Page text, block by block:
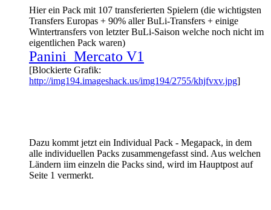
Hier ein Pack mit 107 transferierten Spielern (die wichtigsten
Transfers Europas + 90% aller BuLi-Transfers + einige
Wintertransfers von letzter BuLi-Saison welche noch nicht im
eigentlichen Pack waren)
Panini_Mercato V1
[Blockierte Grafik:
http://img194.imageshack.us/img194/2755/khjfvxv.jpg]
Dazu kommt jetzt ein Individual Pack - Megapack, in dem
alle individuellen Packs zusammengefasst sind. Aus welchen
Ländern iim einzeln die Packs sind, wird im Hauptpost auf
Seite 1 vermerkt.